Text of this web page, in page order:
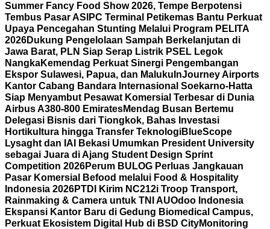
Summer Fancy Food Show 2026, Tempe Berpotensi
Tembus Pasar AS IPC Terminal Petikemas Bantu Perkuat
Upaya Pencegahan Stunting Melalui Program PELITA
2026Dukung Pengelolaan Sampah Berkelanjutan di
Jawa Barat, PLN Siap Serap Listrik PSEL Legok
NangkaKemendag Perkuat Sinergi Pengembangan
Ekspor Sulawesi, Papua, dan Maluku InJourney Airports
Kantor Cabang Bandara Internasional Soekarno-Hatta
Siap Menyambut Pesawat Komersial Terbesar di Dunia
Airbus A380-800 EmiratesMendag Busan Bertemu
Delegasi Bisnis dari Tiongkok, Bahas Investasi
Hortikultura hingga Transfer TeknologiBlueScope
Lysaght dan IAI Bekasi Umumkan President University
sebagai Juara di Ajang Student Design Sprint
Competition 2026Perum BULOG Perluas Jangkauan
Pasar Komersial Befood melalui Food & Hospitality
Indonesia 2026PTDI Kirim NC212i Troop Transport,
Rainmaking & Camera untuk TNI AUOdoo Indonesia
Ekspansi Kantor Baru di Gedung Biomedical Campus,
Perkuat Ekosistem Digital Hub di BSD CityMonitoring